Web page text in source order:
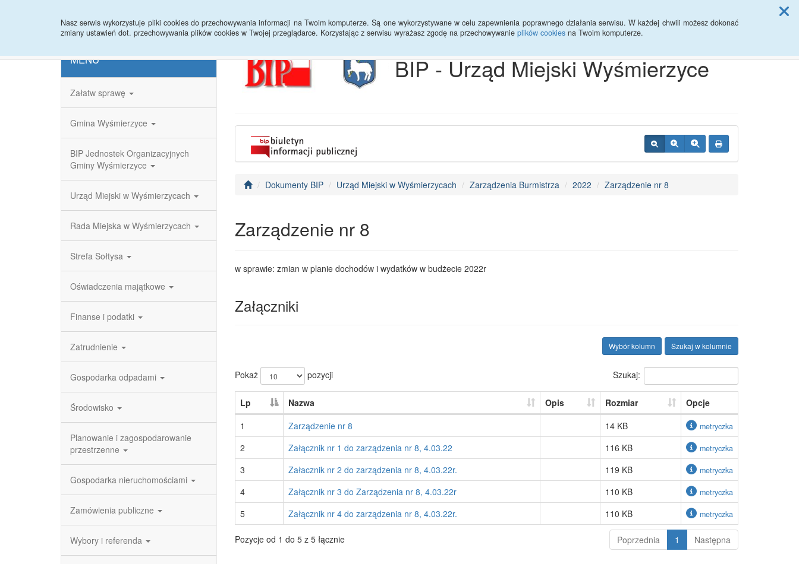
Nasz serwis wykorzystuje pliki cookies do przechowywania informacji na Twoim komputerze. Są one wykorzystywane w celu zapewnienia poprawnego działania serwisu. W każdej chwili możesz dokonać
zmiany ustawień dot. przechowywania plików cookies w Twojej przeglądarce. Korzystając z serwisu wyrażasz zgodę na przechowywanie plików cookies na Twoim komputerze.
Przycisk wyszukaj duży
MENU
Załatw sprawę
Gmina Wyśmierzyce
BIP Jednostek Organizacyjnych
Gminy Wyśmierzyce
Urząd Miejski w Wyśmierzycach
Rada Miejska w Wyśmierzycach
Strefa Sołtysa
Oświadczenia majątkowe
Finanse i podatki
Zatrudnienie
Gospodarka odpadami
Środowisko
Planowanie i zagospodarowanie
przestrzenne
Gospodarka nieruchomościami
Zamówienia publiczne
Wybory i referenda
BIP - Urząd Miejski Wyśmierzyce
Dokumenty BIP Urząd Miejski w Wyśmierzycach Zarządzenia Burmistrza 2022 Zarządzenie nr 8
Zarządzenie nr 8
w sprawie: zmian w planie dochodów i wydatków w budżecie 2022r
Załączniki
Szukaj w kolumnie
Wybór kolumn
Pokaż pozycji Szukaj:
Lp Nazwa Opis Rozmiar
Opcje
1
Zarządzenie nr 8 14 KB metryczka
2 Załącznik nr 1 do zarządzenia nr 8, 4.03.22 116 KB metryczka
3 Załacznik nr 2 do zarządzenia nr 8, 4.03.22r. 119 KB metryczka
4 Załącznik nr 3 do Zarządzenia nr 8, 4.03.22r 110 KB metryczka
5 Załącznik nr 4 do zarządzenia nr 8, 4.03.22r. 110 KB metryczka
Pozycje od 1 do 5 z 5 łącznie Poprzednia 1 Następna